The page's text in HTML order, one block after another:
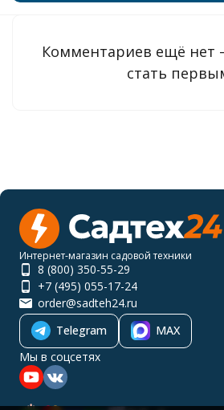
Комментариев ещё
стать
Интернет-магазин садовой техники
8 (800) 350-55-29
+7 (495) 055-17-24
order@sadteh24.ru
Telegram
MAX
Мы в соцсетях